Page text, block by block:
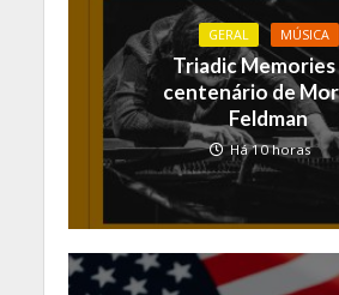
GERAL MÚSICA
Triadic Memories
centenário de
Feldman
Há 10 horas